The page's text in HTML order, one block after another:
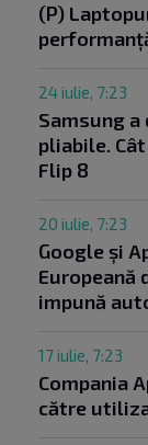
(P)
24 iulie, 7:23
Samsung
pliabile.
Flip 8
20 iulie, 7:23
Google și
Europeană
impună
17 iulie, 7:23
Compania
către